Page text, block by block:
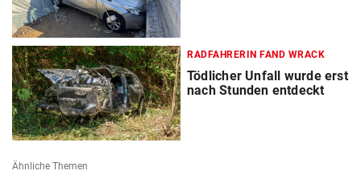
RADFAHRERIN FAND WRACK
Tödlicher Unfall wurde erst
nach Stunden entdeckt
Ähnliche Themen